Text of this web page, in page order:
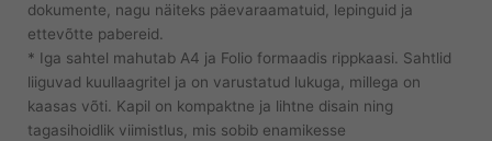
dokumente, nagu näiteks päevaraamatuid, lepinguid ja
ettevõtte pabereid.
* Iga sahtel mahutab A4 ja Folio formaadis rippkaasi. Sahtlid
liiguvad kuullaagritel ja on varustatud lukuga, millega on
kaasas võti. Kapil on kompaktne ja lihtne disain ning
tagasihoidlik viimistlus, mis sobib enamikesse